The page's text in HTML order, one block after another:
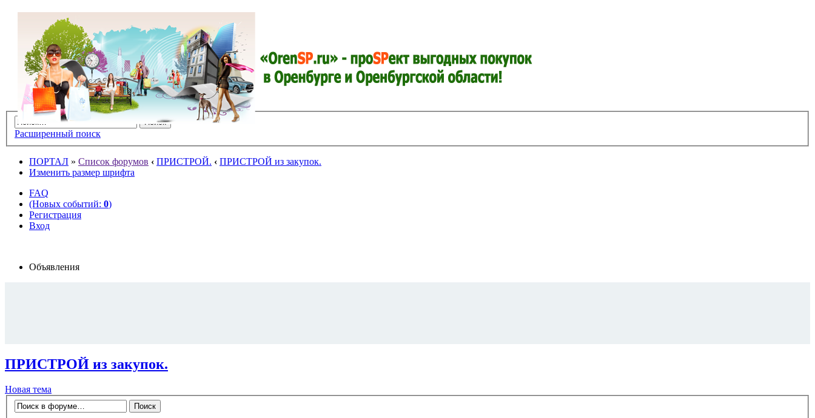
Расширенный поиск
ПОРТАЛ » Список форумов ‹ ПРИСТРОЙ. ‹ ПРИСТРОЙ из закупок.
Изменить размер шрифта
FAQ
(Новых событий: 0)
Регистрация
Вход
Объявления
ПРИСТРОЙ из закупок.
Новая тема